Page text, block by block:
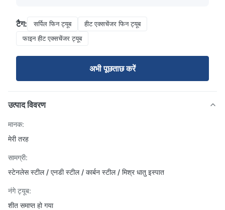
टैग: सर्पिल फिन ट्यूब
हीट एक्सचेंजर फिन ट्यूब
फाइन हीट एक्सचेंजर ट्यूब
अभी पूछताछ करें
उत्पाद विवरण
मानक:
मेरी तरह
सामग्री:
स्टेनलेस स्टील / एनडी स्टील / कार्बन स्टील / मिश्र धातु इस्पात
नंगे ट्यूब:
शीत समाप्त हो गया